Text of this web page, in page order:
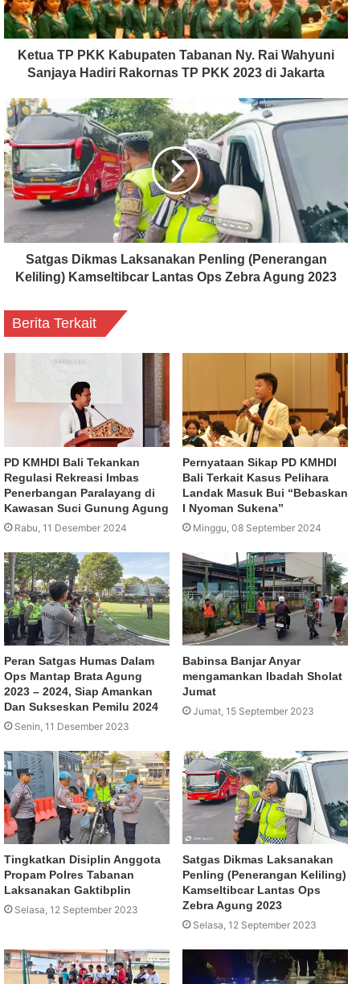
Ketua TP PKK Kabupaten Tabanan Ny. Rai Wahyuni
Sanjaya Hadiri Rakornas TP PKK 2023 di Jakarta
Satgas Dikmas Laksanakan Penling (Penerangan
Keliling) Kamseltibcar Lantas Ops Zebra Agung 2023
Berita Terkait
PD KMHDI Bali Tekankan
Regulasi Rekreasi Imbas
Penerbangan Paralayang di
Kawasan Suci Gunung Agung
Rabu, 11 Desember 2024
Pernyataan Sikap PD KMHDI
Bali Terkait Kasus Pelihara
Landak Masuk Bui “Bebaskan
I Nyoman Sukena”
Minggu, 08 September 2024
Peran Satgas Humas Dalam
Ops Mantap Brata Agung
2023 – 2024, Siap Amankan
Dan Sukseskan Pemilu 2024
Senin, 11 Desember 2023
Babinsa Banjar Anyar
mengamankan Ibadah Sholat
Jumat
Jumat, 15 September 2023
Tingkatkan Disiplin Anggota
Propam Polres Tabanan
Laksanakan Gaktibplin
Selasa, 12 September 2023
Satgas Dikmas Laksanakan
Penling (Penerangan Keliling)
Kamseltibcar Lantas Ops
Zebra Agung 2023
Selasa, 12 September 2023